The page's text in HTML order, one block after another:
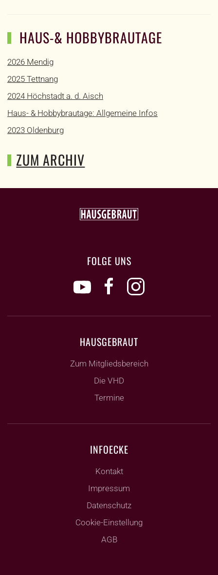
HAUS-& HOBBYBRAUTAGE
2026 Mendig
2025 Tettnang
2024 Höchstadt a. d. Aisch
Haus- & Hobbybrautage: Allgemeine Infos
2023 Oldenburg
ZUM ARCHIV
FOLGE UNS
HAUSGEBRAUT
Zum Mitgliedsbereich
Die VHD
Termine
INFOECKE
Kontakt
Impressum
Datenschutz
Cookie-Einstellung
AGB